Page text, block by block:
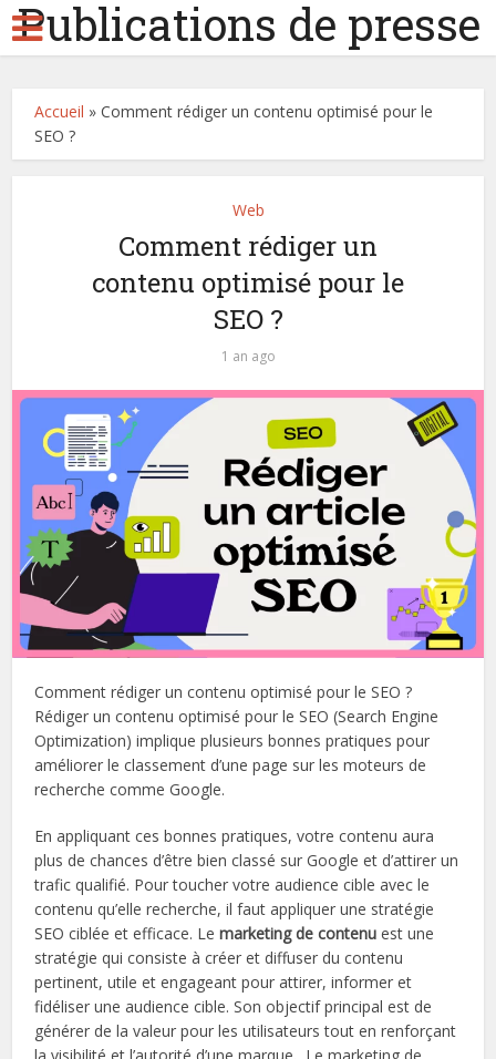
Publications de presse
Accueil »Comment rédiger un contenu optimisé pour le
SEO ?
Web
Comment rédiger un
contenu optimisé pour le
SEO ?
1 an ago
Comment rédiger un contenu optimisé pour le SEO ?
Rédiger un contenu optimisé pour le SEO (Search Engine
Optimization) implique plusieurs bonnes pratiques pour
améliorer le classement d’une page sur les moteurs de
recherche comme Google.
En appliquant ces bonnes pratiques, votre contenu aura
plus de chances d’être bien classé sur Google et d’attirer un
trafic qualifié. Pour toucher votre audience cible avec le
contenu qu’elle recherche, il faut appliquer une stratégie
SEO ciblée et efficace. Lemarketing de contenu est une
stratégie qui consiste à créer et diffuser du contenu
pertinent, utile et engageant pour attirer, informer et
fidéliser une audience cible. Son objectif principal est de
générer de la valeur pour les utilisateurs tout en renforçant
la visibilité et l’autorité d’une marque. Le marketing de